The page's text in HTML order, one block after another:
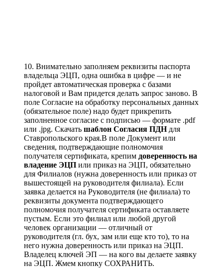
10. Внимательно заполняем реквизиты паспорта
владельца ЭЦП, одна ошибка в цифре — и не
пройдет автоматическая проверка с базами
налоговой и Вам придется делать запрос заново. В
поле Согласие на обработку персональных данных
(обязательное поле) надо будет прикрепить
заполненное согласие с подписью — формате .pdf
или .jpg. Скачать шаблон Согласия ПДНдля
Ставропольского края.В поле Документ или
сведения, подтверждающие полномочия
получателя сертификата, крепим доверенность на
владение ЭЦП или приказ на ЭЦП, обязательно
для Филиалов (нужна доверенность или приказ от
вышестоящей на руководителя филиала). Если
заявка делается на Руководителя (не филиала) то
реквизиты документа подтверждающего
полномочия получателя сертификата оставляете
пустым. Если это филиал или любой другой
человек организации — отличный от
руководителя (гл. бух, зам или еще кто то), то на
него нужна доверенность или приказ на ЭЦП.
Владелец ключей ЭП — на кого вы делаете заявку
на ЭЦП. Жмем кнопку СОХРАНИТЬ.